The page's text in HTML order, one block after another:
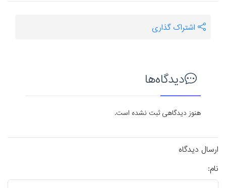
اشتراک گذاری
دیدگاه‌ها
هنوز دیدگاهی ثبت نشده است.
ارسال دیدگاه
نام: